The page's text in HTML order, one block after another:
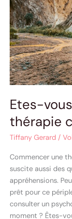
Etes-
thérapie
Tiffany Gerard /
Commencer une
suscite aussi des
appréhensions.
prêt pour ce
consulter un
moment ? Êtes-
une
thérapie
chez
le
psy
?